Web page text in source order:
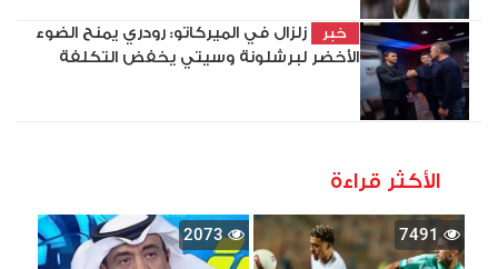
خبر
زلزال في الميركاتو: رودري يمنح الضوء
الأخضر لبرشلونة وسيتي يخفض التكلفة
الأكثر قراءة
7491
2073